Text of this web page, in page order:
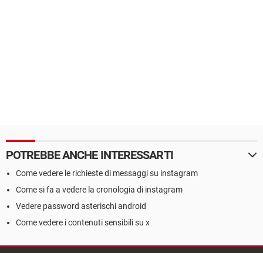
POTREBBE ANCHE INTERESSARTI
Come vedere le richieste di messaggi su instagram
Come si fa a vedere la cronologia di instagram
Vedere password asterischi android
Come vedere i contenuti sensibili su x